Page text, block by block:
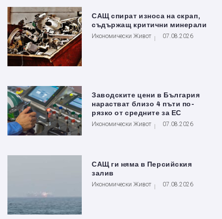
САЩ спират износа на скрап,
съдържащ критични минерали
Икономически Живот 07.08.2026
Заводските цени в България
нарастват близо 4 пъти по-
рязко от средните за ЕС
Икономически Живот 07.08.2026
САЩ ги няма в Персийския
залив
Икономически Живот 07.08.2026